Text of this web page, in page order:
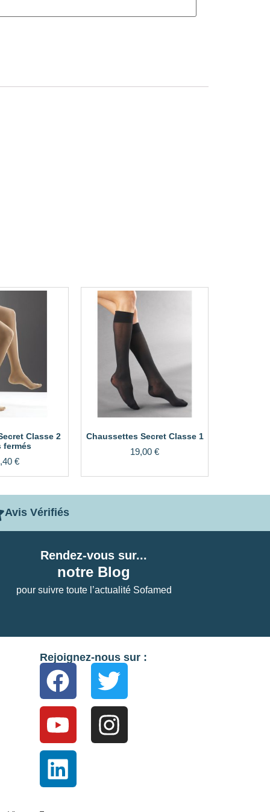
Classe 2
fermés
€
Chaussettes Secret Classe 1
19,00 €
Avis Vérifiés
Rendez-vous sur...
notre Blog
pour suivre toute l’actualité Sofamed
Rejoignez-nous sur :